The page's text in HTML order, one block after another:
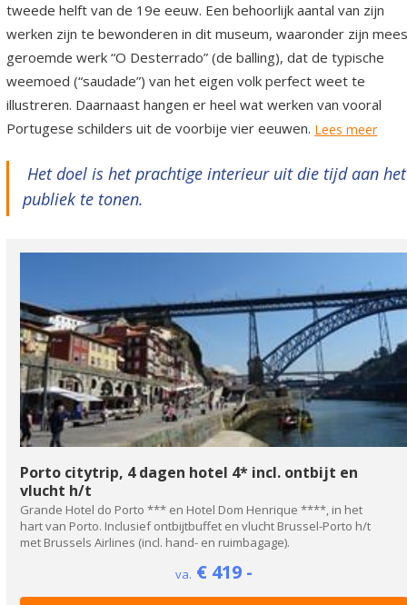
tweede helft van de 19e eeuw. Een behoorlijk aantal van zijn
werken zijn te bewonderen in dit museum, waaronder zijn
geroemde werk “O Desterrado” (de balling), dat de typische
weemoed (“saudade”) van het eigen volk perfect weet te
illustreren. Daarnaast hangen er heel wat werken van vooral
Portugese schilders uit de voorbije vier eeuwen. Lees meer
Het doel is het prachtige interieur uit die tijd aan het
publiek te tonen.
Porto citytrip, 4 dagen hotel 4* incl. ontbijt en
vlucht h/t
Grande Hotel do Porto *** en Hotel Dom Henrique ****, in het
hart van Porto. Inclusief ontbijtbuffet en vlucht Brussel-Porto h/t
met Brussels Airlines (incl. hand- en ruimbagage).
va. € 419 -